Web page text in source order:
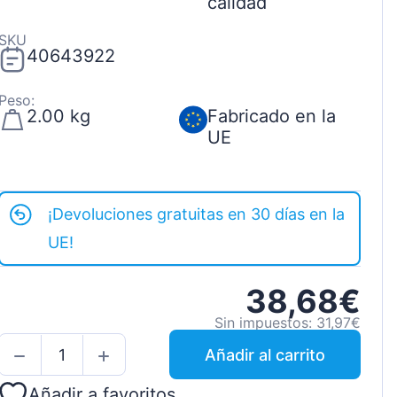
40643922
2.00 kg
Fabricado en la
UE
¡Devoluciones gratuitas en 30 días en la
UE!
38,68€
Sin impuestos: 31,97€
Añadir al carrito